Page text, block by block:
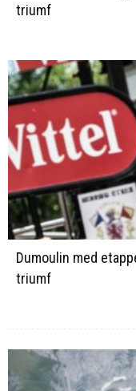
triumf
Dumoulin med
triumf